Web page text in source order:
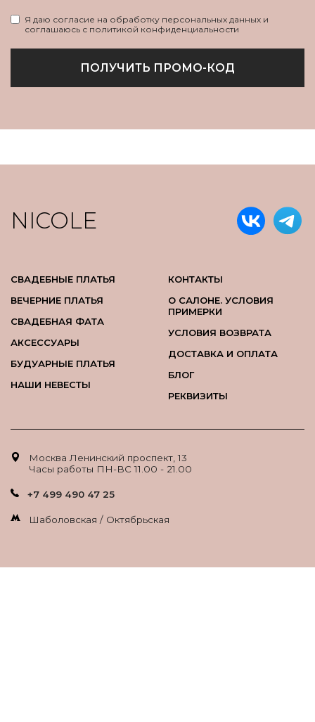
Я даю согласие на обработку персональных данных и
соглашаюсь с политикой конфиденциальности
ПОЛУЧИТЬ ПРОМО-КОД
NICOLE
СВАДЕБНЫЕ ПЛАТЬЯ
ВЕЧЕРНИЕ ПЛАТЬЯ
СВАДЕБНАЯ ФАТА
АКСЕССУАРЫ
БУДУАРНЫЕ ПЛАТЬЯ
НАШИ НЕВЕСТЫ
КОНТАКТЫ
О САЛОНЕ. УСЛОВИЯ
ПРИМЕРКИ
УСЛОВИЯ ВОЗВРАТА
ДОСТАВКА И ОПЛАТА
БЛОГ
РЕКВИЗИТЫ
Москва Ленинский проспект, 13
Часы работы ПН-ВС 11.00 - 21.00
+7 499 490 47 25
Шаболовская / Октябрьская